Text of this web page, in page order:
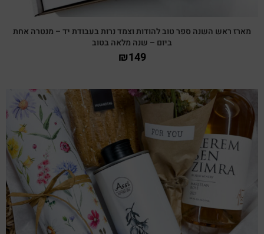
מארז ראש השנה ספר טוב להודות וצמד נרות בעבודת יד – מנטרה אחת
ביום – שנה מלאה בטוב
₪149
צפייה מהירה